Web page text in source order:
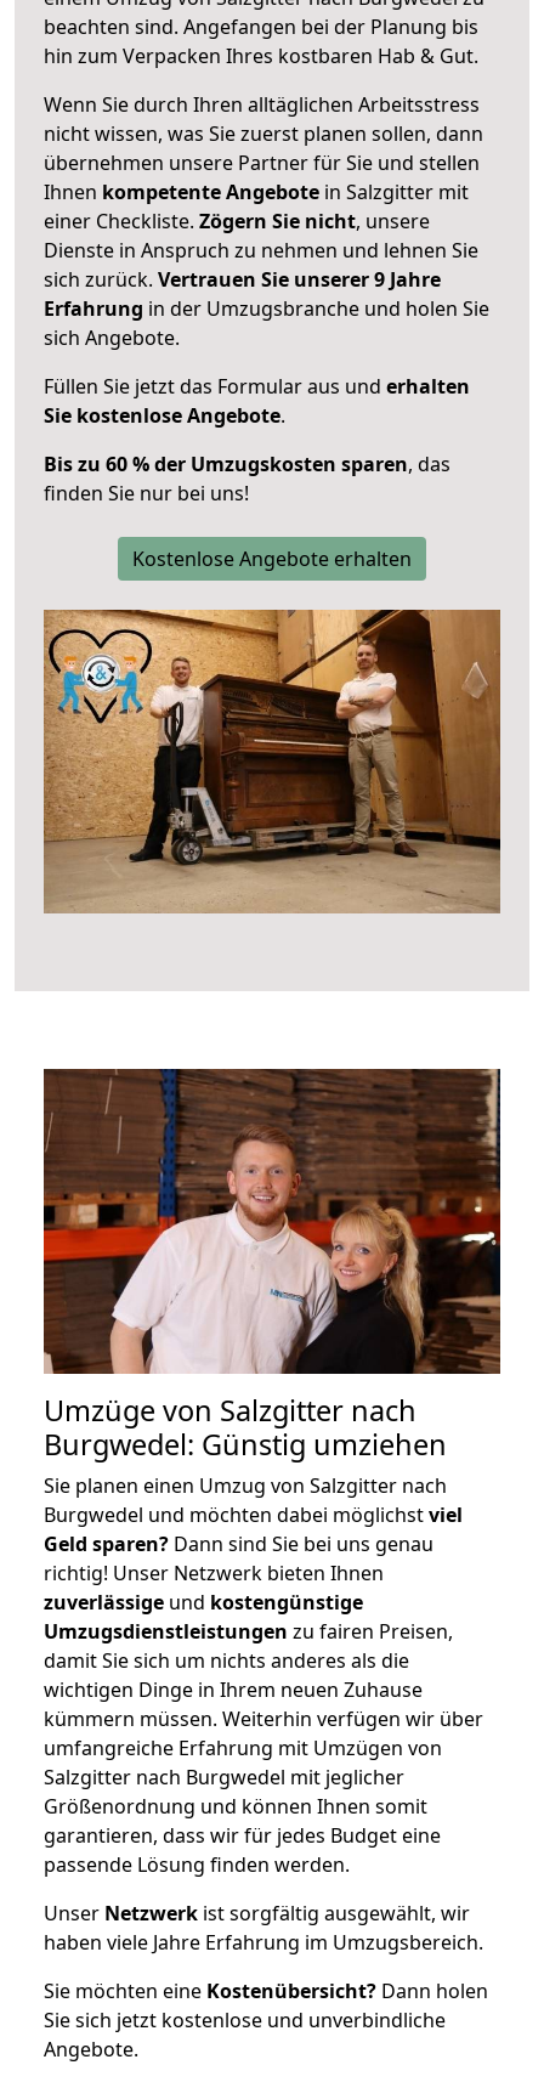
beachten sind. Angefangen bei der Planung bis
hin zum Verpacken Ihres kostbaren Hab & Gut.
Wenn Sie durch Ihren alltäglichen Arbeitsstress
nicht wissen, was Sie zuerst planen sollen, dann
übernehmen unsere Partner für Sie und stellen
Ihnen kompetente Angebote in Salzgitter mit
einer Checkliste. Zögern Sie nicht, unsere
Dienste in Anspruch zu nehmen und lehnen Sie
sich zurück. Vertrauen Sie unserer 9 Jahre
Erfahrung in der Umzugsbranche und holen Sie
sich Angebote.
Füllen Sie jetzt das Formular aus und erhalten
Sie kostenlose Angebote.
Bis zu 60 % der Umzugskosten sparen, das
finden Sie nur bei uns!
Kostenlose Angebote erhalten
Umzüge von Salzgitter nach
Burgwedel: Günstig umziehen
Sie planen einen Umzug von Salzgitter nach
Burgwedel und möchten dabei möglichstviel
Geld sparen? Dann sind Sie bei uns genau
richtig! Unser Netzwerk bieten Ihnen
zuverlässige und kostengünstige
Umzugsdienstleistungen zu fairen Preisen,
damit Sie sich um nichts anderes als die
wichtigen Dinge in Ihrem neuen Zuhause
kümmern müssen. Weiterhin verfügen wir über
umfangreiche Erfahrung mit Umzügen von
Salzgitter nach Burgwedel mit jeglicher
Größenordnung und können Ihnen somit
garantieren, dass wir für jedes Budget eine
passende Lösung finden werden.
Unser Netzwerk ist sorgfältig ausgewählt, wir
haben viele Jahre Erfahrung im Umzugsbereich.
Sie möchten eine Kostenübersicht? Dann holen
Sie sich jetzt kostenlose und unverbindliche
Angebote.